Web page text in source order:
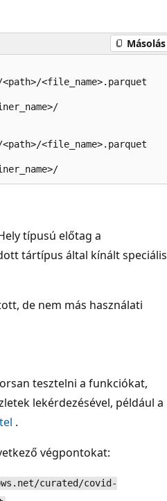
Másolás
<file_name>.parquet
<file_name>.parquet
típusú előtag a
tártípus által kínált speciális
de nem más használati
tesztelni a funkciókat,
lekérdezésével, például a
.
végpontokat:
curated/covid-